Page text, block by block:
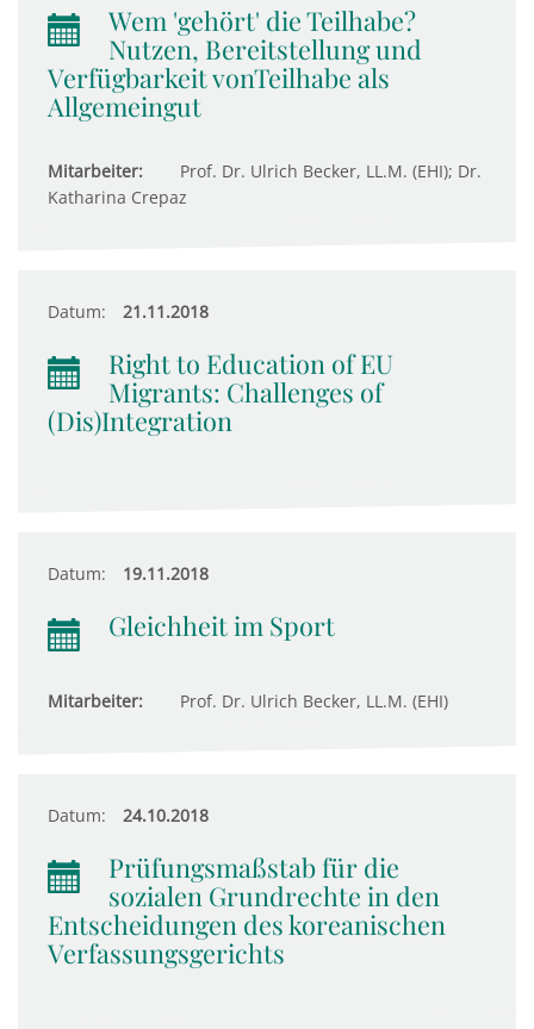
Wem 'gehört' die Teilhabe?
Nutzen, Bereitstellung und
Verfügbarkeit vonTeilhabe als
Allgemeingut
Mitarbeiter:
Prof. Dr. Ulrich Becker, LL.M. (EHI); Dr.
Katharina Crepaz
Datum: 21.11.2018
Right to Education of EU
Migrants: Challenges of
(Dis)Integration
Datum: 19.11.2018
Gleichheit im Sport
Mitarbeiter: Prof. Dr. Ulrich Becker, LL.M. (EHI)
Datum: 24.10.2018
Prüfungsmaßstab für die
sozialen Grundrechte in den
Entscheidungen des koreanischen
Verfassungsgerichts